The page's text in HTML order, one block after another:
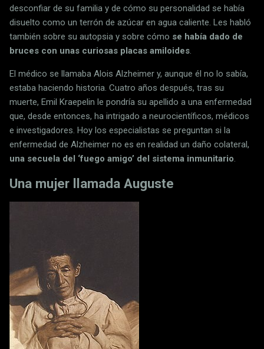
desconfiar de su familia y de cómo su personalidad se había
disuelto como un terrón de azúcar en agua caliente. Les habló
también sobre su autopsia y sobre cómo se había dado de
bruces con unas curiosas placas amiloides.
El médico se llamaba Alois Alzheimer y, aunque él no lo sabía,
estaba haciendo historia. Cuatro años después, tras su
muerte, Emil Kraepelin le pondría su apellido a una enfermedad
que, desde entonces, ha intrigado a neurocientíficos, médicos
e investigadores. Hoy los especialistas se preguntan si la
enfermedad de Alzheimer no es en realidad un daño colateral,
una secuela del ‘fuego amigo’ del sistema inmunitario.
Una mujer llamada Auguste